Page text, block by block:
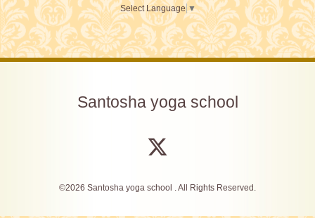
Select Language ▼
Santosha yoga school
©2026 Santosha yoga school . All Rights Reserved.